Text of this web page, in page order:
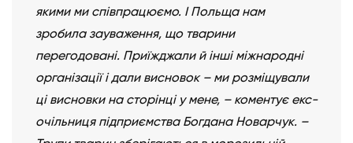
якими ми співпрацюємо. І Польща нам
зробила зауваження, що тварини
перегодовані. Приїжджали й інші міжнародні
організації і дали висновок – ми розміщували
ці висновки на сторінці у мене, – коментує екс-
очільниця підприємства Богдана Новарчук. –